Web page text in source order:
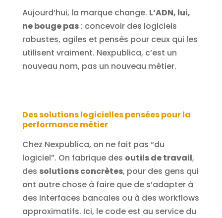
Aujourd’hui, la marque change. L’ADN, lui,
ne bouge pas: concevoir des logiciels
robustes, agiles et pensés pour ceux qui les
utilisent vraiment. Nexpublica, c’est un
nouveau nom, pas un nouveau métier.
Des solutions logicielles pensées pour la
performance métier
Chez Nexpublica, on ne fait pas “du
logiciel”. On fabrique des outils de travail,
des solutions concrètes, pour des gens qui
ont autre chose à faire que de s’adapter à
des interfaces bancales ou à des workflows
approximatifs. Ici, le code est au service du